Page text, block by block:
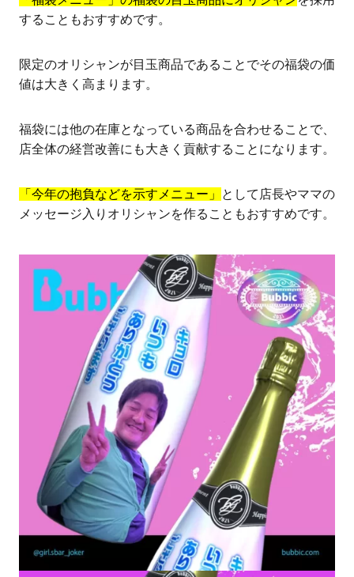
することもおすすめです。
限定のオリシャンが目玉商品であることでその福袋の価
値は大きく高まります。
福袋には他の在庫となっている商品を合わせることで、
店全体の経営改善にも大きく貢献することになります。
「今年の抱負などを示すメニュー」
として店長やママの
メッセージ入りオリシャンを作ることもおすすめです。